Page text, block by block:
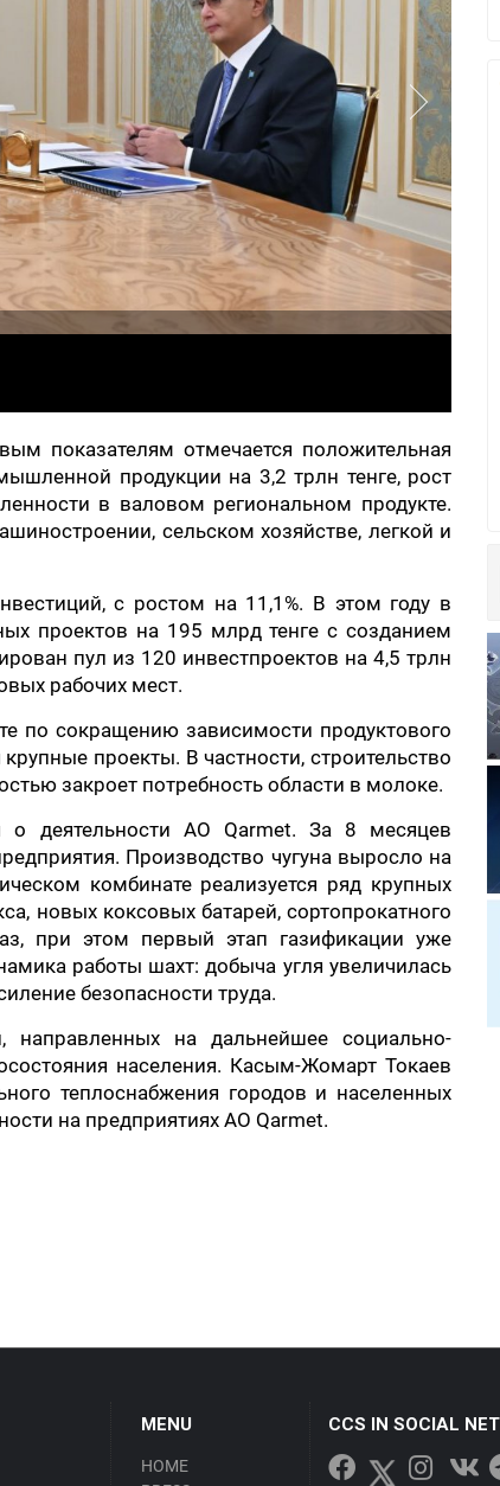
показателям отмечается положительная
продукции на 3,2 трлн тенге, рост
в валовом региональном продукте.
сельском хозяйстве, легкой и
с ростом на 11,1%. В этом году в
проектов на 195 млрд тенге с созданием
пул из 120 инвестпроектов на 4,5 трлн
рабочих мест.
по сокращению зависимости продуктового
проекты. В частности, строительство
закроет потребность области в молоке.
о деятельности АО Qarmet. За 8 месяцев
Производство чугуна выросло на
комбинате реализуется ряд крупных
новых коксовых батарей, сортопрокатного
при этом первый этап газификации уже
работы шахт: добыча угля увеличилась
безопасности труда.
на дальнейшее социально-
населения. Касым-Жомарт Токаев
теплоснабжения городов и населенных
на предприятиях АО Qarmet.
MENU
HOME
CCS IN SOCIAL